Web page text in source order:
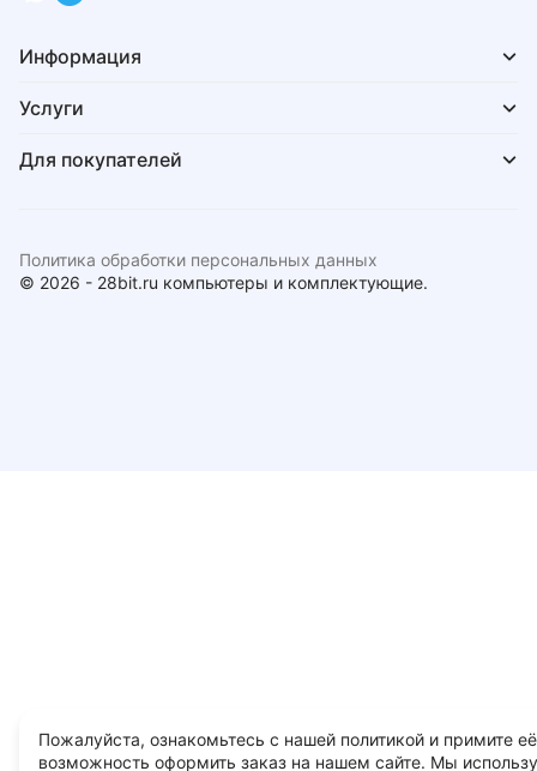
Информация
Услуги
Для покупателей
© 2026 - 28bit.ru компьютеры и комплектующие.
Политика обработки персональных данных
Пожалуйста, ознакомьтесь с нашей политикой и примите
возможность оформить заказ на нашем сайте. Мы